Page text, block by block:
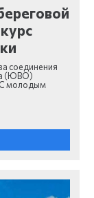
соединения
(ЮВО)
С молодым